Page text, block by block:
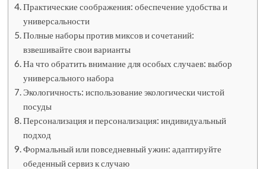
Практические соображения: обеспечение удобства и
универсальности
Полные наборы против миксов и сочетаний:
взвешивайте свои варианты
На что обратить внимание для особых случаев: выбор
универсального набора
Экологичность: использование экологически чистой
посуды
Персонализация и персонализация: индивидуальный
подход
Формальный или повседневный ужин: адаптируйте
обеденный сервиз к случаю